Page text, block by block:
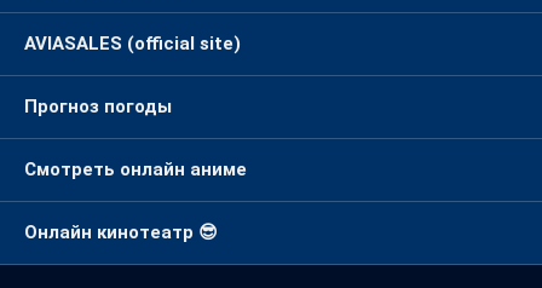
AVIASALES (official site)
Прогноз погоды
Смотреть онлайн аниме
Онлайн кинотеатр 😎